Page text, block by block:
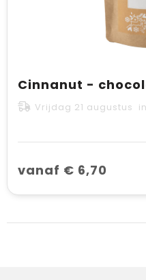
Vrijdag 21 augustus
vanaf € 6,70